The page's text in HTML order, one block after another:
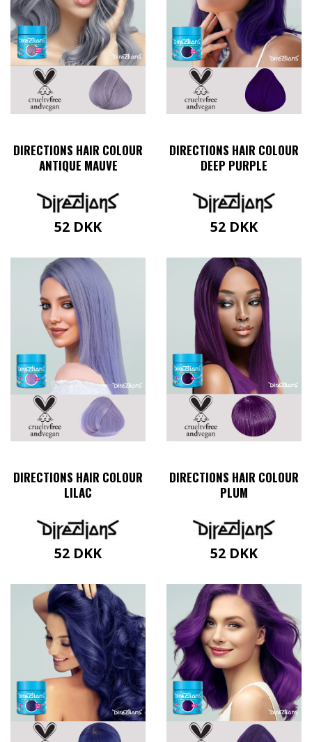
DIRECTIONS HAIR COLOUR
ANTIQUE MAUVE
52 DKK
DIRECTIONS HAIR COLOUR
DEEP PURPLE
52 DKK
DIRECTIONS HAIR COLOUR
LILAC
52 DKK
DIRECTIONS HAIR COLOUR
PLUM
52 DKK